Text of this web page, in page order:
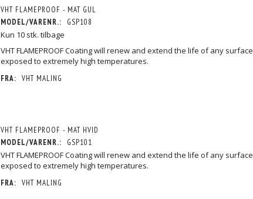
VHT FLAMEPROOF - MAT GUL
MODEL/VARENR.:
GSP108
Kun 10 stk. tilbage
VHT FLAMEPROOF Coating will renew and extend the life of any surface
exposed to extremely high temperatures.
FRA: VHT MALING
VHT FLAMEPROOF - MAT HVID
MODEL/VARENR.:
GSP101
VHT FLAMEPROOF Coating will renew and extend the life of any surface
exposed to extremely high temperatures.
FRA: VHT MALING